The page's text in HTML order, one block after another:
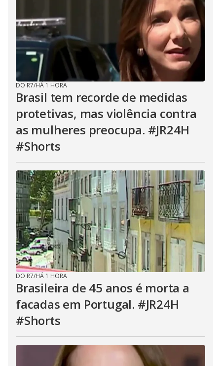
DO R7/HÁ 1 HORA
Brasil tem recorde de medidas
protetivas, mas violência contra
as mulheres preocupa. #JR24H
#Shorts
DO R7/HÁ 1 HORA
Brasileira de 45 anos é morta a
facadas em Portugal. #JR24H
#Shorts